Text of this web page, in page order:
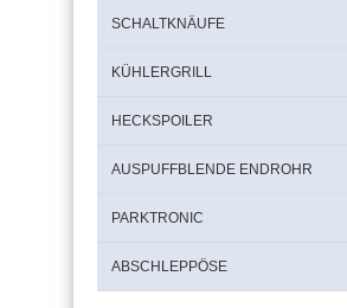
SCHALTKNÄUFE
KÜHLERGRILL
HECKSPOILER
AUSPUFFBLENDE ENDROHR
PARKTRONIC
ABSCHLEPPÖSE